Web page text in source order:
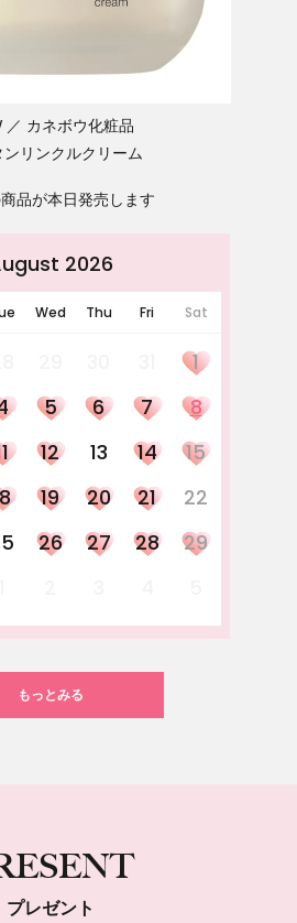
カネボウ化粧品
ンリンクルクリーム
品が本日発売します
2026
Wed Thu Fri Sat
1
5 6 7
8
12 13 14
15
19 20 21
22
26 27 28
29
もっとみる
プレゼント